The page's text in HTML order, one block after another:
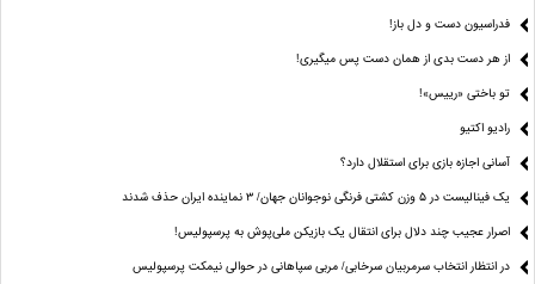
فدراسیون دست‌ و دل باز!
از هر دست بدی از همان دست پس میگیری!
تو باختی «رییس»!
رادیو اکتیو
آسانی اجازه بازی برای استقلال دارد؟
یک فینالیست در ۵ وزن کشتی فرنگی نوجوانان جهان/ ۳ نماینده ایران حذف شدند
اصرار عجیب چند دلال برای انتقال یک بازیکن ملی‌پوش به پرسپولیس!
در انتظار انتخاب سرمربیان سرخابی/ مربی سپاهانی در حوالی نیمکت پرسپولیس